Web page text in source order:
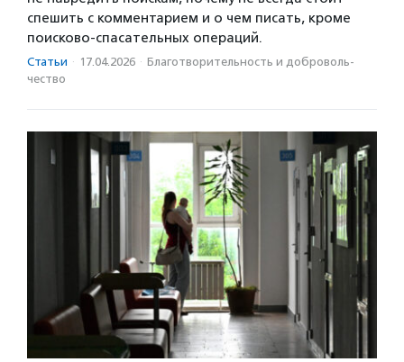
спешить с комментарием и о чем писать, кроме
поисково-спасательных операций.
Статьи · 17.04.2026 · Благотвори­тель­ность и доброволь­
чест­во